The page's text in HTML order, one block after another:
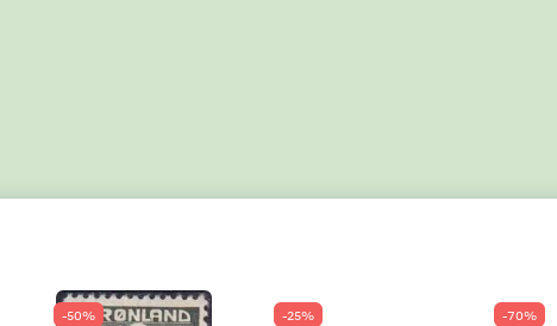
-50% -25% -70%